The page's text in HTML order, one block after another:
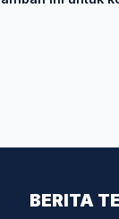
BERITA